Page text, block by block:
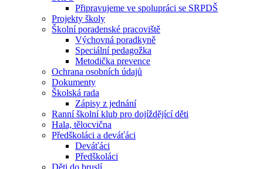
Připravujeme ve spolupráci se SRPDŠ
Projekty školy
Školní poradenské pracoviště
Výchovná poradkyně
Speciální pedagožka
Metodička prevence
Ochrana osobních údajů
Dokumenty
Školská rada
Zápisy z jednání
Ranní školní klub pro dojíždějící děti
Hala, tělocvična
Předškoláci a deváťáci
Deváťáci
Předškoláci
Děti do bruslí